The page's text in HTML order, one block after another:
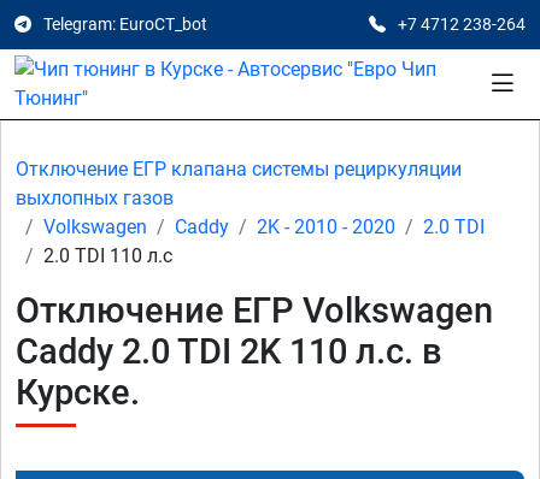
Telegram: EuroCT_bot +7 4712 238-264
Отключение ЕГР клапана системы рециркуляции
выхлопных газов
Volkswagen
Caddy 2K - 2010 - 2020
2.0 TDI
2.0 TDI 110 л.с
Отключение ЕГР Volkswagen
Caddy 2.0 TDI 2K 110 л.с. в
Курске.